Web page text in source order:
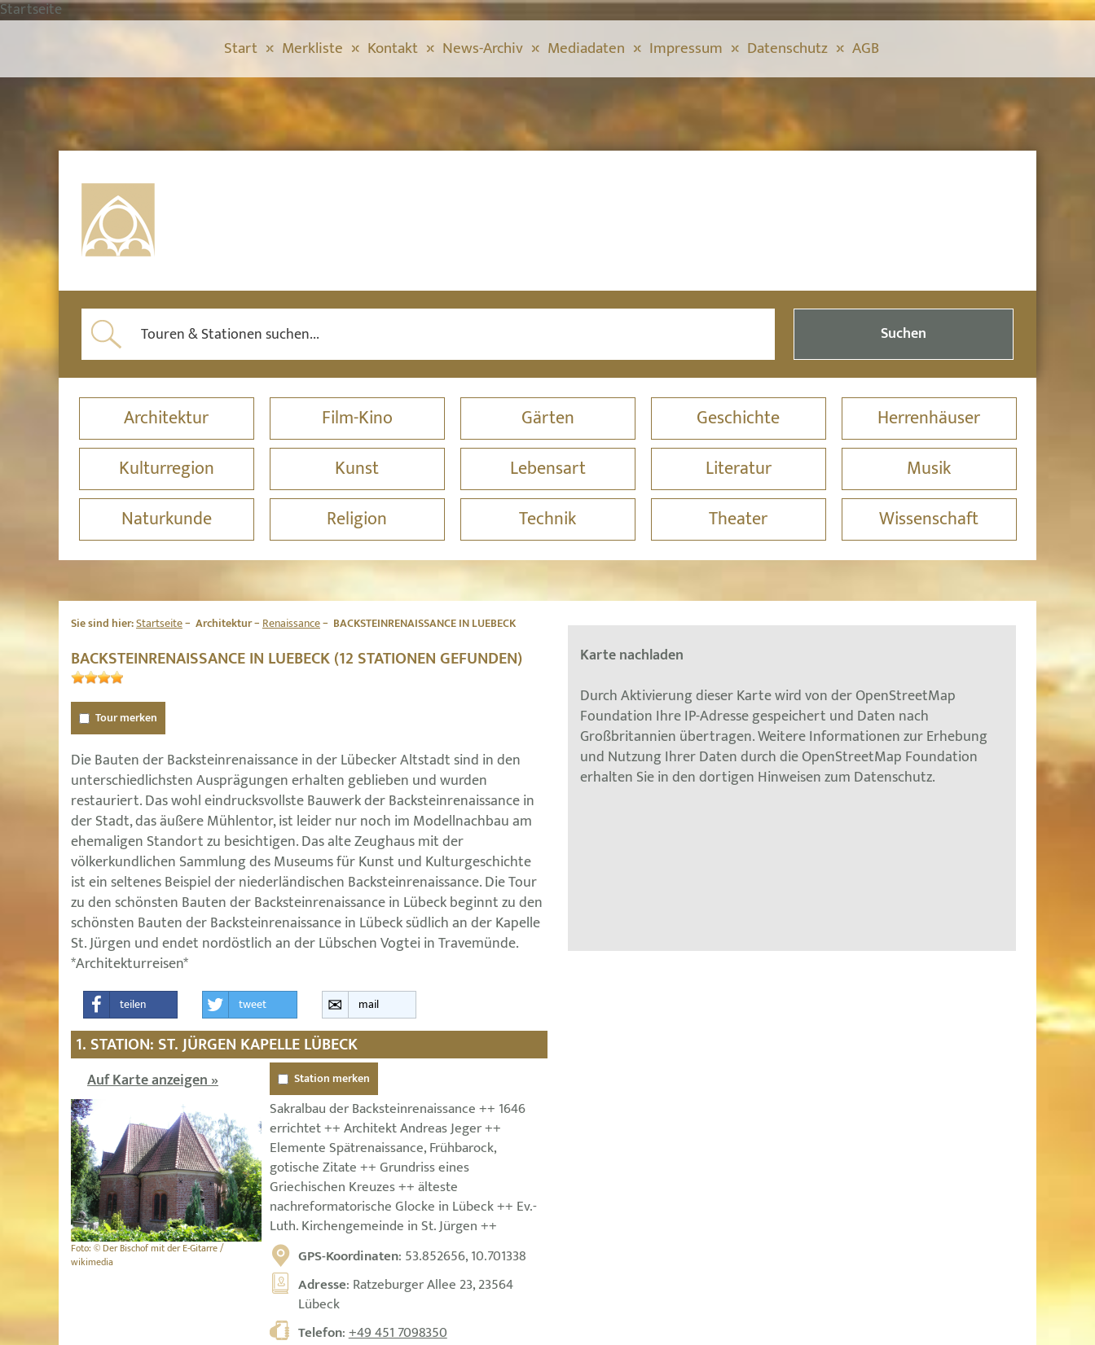
Startseite
Start Merkliste Kontakt News-Archiv Mediadaten Impressum Datenschutz AGB
Suchen
Architektur Film-Kino Gärten Geschichte
Herrenhäuser
Kulturregion
Kunst Lebensart Literatur
Musik
Naturkunde
Religion Technik Theater Wissenschaft
Sie sind hier:Startseite Architektur Renaissance BACKSTEINRENAISSANCE IN LUEBECK
BACKSTEINRENAISSANCE IN LUEBECK (12 STATIONEN GEFUNDEN)
Tour merken
Die Bauten der Backsteinrenaissance in der Lübecker Altstadt sind in den
unterschiedlichsten Ausprägungen erhalten geblieben und wurden
restauriert. Das wohl eindrucksvollste Bauwerk der Backsteinrenaissance in
der Stadt, das äußere Mühlentor, ist leider nur noch im Modellnachbau am
ehemaligen Standort zu besichtigen. Das alte Zeughaus mit der
völkerkundlichen Sammlung des Museums für Kunst und Kulturgeschichte
ist ein seltenes Beispiel der niederländischen Backsteinrenaissance. Die Tour
zu den schönsten Bauten der Backsteinrenaissance in Lübeck beginnt zu den
schönsten Bauten der Backsteinrenaissance in Lübeck südlich an der Kapelle
St. Jürgen und endet nordöstlich an der Lübschen Vogtei in Travemünde.
*Architekturreisen*
teilen tweet mail
1. STATION: ST. JÜRGEN KAPELLE LÜBECK
Auf Karte anzeigen »
Foto: © Der Bischof mit der E-Gitarre /
wikimedia
Station merken
Sakralbau der Backsteinrenaissance ++ 1646
errichtet ++ Architekt Andreas Jeger ++
Elemente Spätrenaissance, Frühbarock,
gotische Zitate ++ Grundriss eines
Griechischen Kreuzes ++ älteste
nachreformatorische Glocke in Lübeck ++ Ev.-
Luth. Kirchengemeinde in St. Jürgen ++
GPS-Koordinaten: 53.852656, 10.701338
Adresse: Ratzeburger Allee 23, 23564
Lübeck
Telefon:+49 451 7098350
Karte nachladen
Durch Aktivierung dieser Karte wird von der OpenStreetMap
Foundation Ihre IP-Adresse gespeichert und Daten nach
Großbritannien übertragen. Weitere Informationen zur Erhebung
und Nutzung Ihrer Daten durch die OpenStreetMap Foundation
erhalten Sie in den dortigen Hinweisen zum Datenschutz.